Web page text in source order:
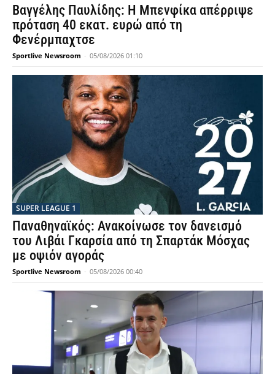
Βαγγέλης Παυλίδης: Η Μπενφίκα απέρριψε
πρόταση 40 εκατ. ευρώ από τη
Φενέρμπαχτσε
Sportlive Newsroom - 05/08/2026 01:10
SUPER LEAGUE 1
Παναθηναϊκός: Ανακοίνωσε τον δανεισμό
του Λιβάι Γκαρσία από τη Σπαρτάκ Μόσχας
με οψιόν αγοράς
Sportlive Newsroom - 05/08/2026 00:40